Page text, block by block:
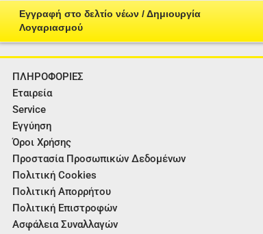
Εγγραφή στο δελτίο νέων / Δημιουργία
Λογαριασμού
ΠΛΗΡΟΦΟΡΙΕΣ
Εταιρεία
Service
Εγγύηση
Όροι Χρήσης
Προστασία Προσωπικών Δεδομένων
Πολιτική Cookies
Πολιτική Απορρήτου
Πολιτική Επιστροφών
Ασφάλεια Συναλλαγών